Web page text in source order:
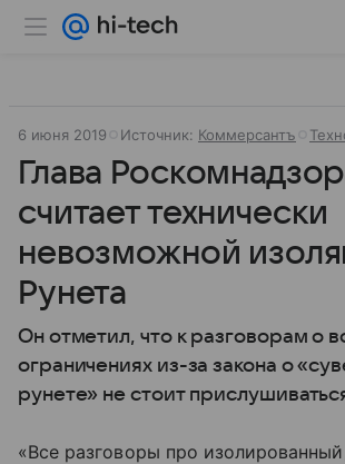
6 июня 2019 Источник: Коммерсантъ
Глава
считает технически
невозможной
Рунета
Он отметил, что к разговорам о
ограничениях из-за закона о
рунете» не стоит
«Все разговоры про